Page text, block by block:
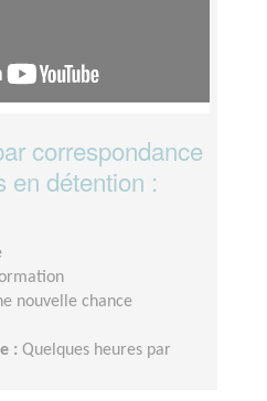
correspondance
en détention :
nouvelle chance
: Quelques heures par